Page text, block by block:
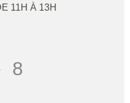
11H À 13H
8